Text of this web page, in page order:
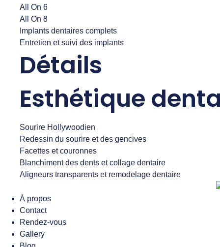
All On 6
All On 8
Implants dentaires complets
Entretien et suivi des implants
Détails
Esthétique
Sourire Hollywoodien
Redessin du sourire et des gencives
Facettes et couronnes
Blanchiment des dents et collage dentaire
Aligneurs transparents et remodelage dentaire
À propos
Contact
Rendez-vous
Gallery